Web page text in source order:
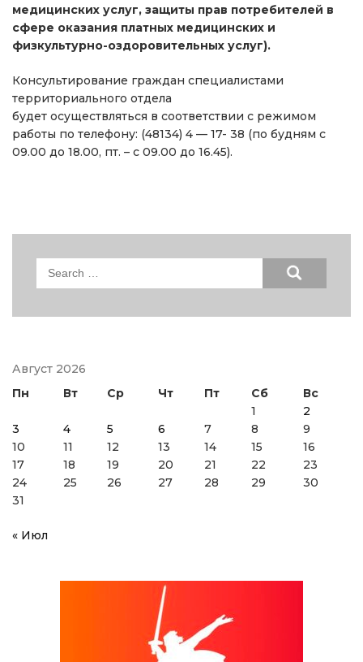
медицинских услуг, защиты прав потребителей в
сфере оказания платных медицинских и
физкультурно-оздоровительных услуг).
Консультирование граждан специалистами
территориального отдела
будет осуществляться в соответствии с режимом
работы по телефону: (48134) 4 — 17- 38 (по будням с
09.00 до 18.00, пт. – с 09.00 до 16.45).
Search
Август 2026
Пн
Вт Ср Чт Пт Сб
Вс
1
2
3
4 5 6 7 8
9
10
11 12 13 14 15
16
17
18 19 20 21 22
23
24
25 26 27 28 29
30
31
« Июл